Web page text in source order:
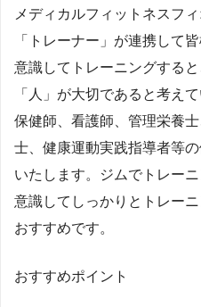
メディカルフィットネスフ
「トレーナー」が連携して
意識してトレーニングする
「人」が大切であると考え
保健師、看護師、管理栄養
士、健康運動実践指導者等
いたします。ジムでトレー
意識してしっかりとトレー
おすすめです。
おすすめポイント